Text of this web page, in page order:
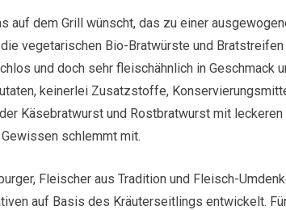
auf dem Grill wünscht, das zu einer
vegetarischen Bio-Bratwürste und
und doch sehr fleischähnlich in Geschmack
keinerlei Zusatzstoffe,
Käsebratwurst und Rostbratwurst mit
schlemmt mit.
Fleischer aus Tradition und Fleisch-
auf Basis des Kräuterseitlings entwickelt.